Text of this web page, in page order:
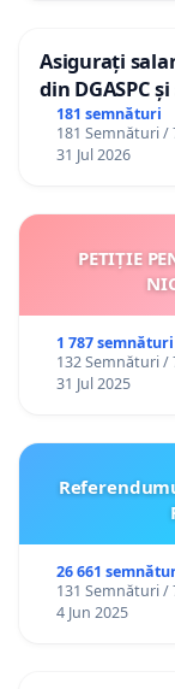
Asigurați
din DGASPC
181 semnături
181 Semnături /
31 Jul 2026
PETIȚIE
1 787 semnături
132 Semnături /
31 Jul 2025
26 661
131 Semnături /
4 Jun 2025